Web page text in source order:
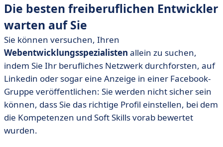
Die besten freiberuflichen Entwickler
warten auf Sie
Sie können versuchen, Ihren
Webentwicklungsspezialisten allein zu suchen,
indem Sie Ihr berufliches Netzwerk durchforsten, auf
Linkedin oder sogar eine Anzeige in einer Facebook-
Gruppe veröffentlichen: Sie werden nicht sicher sein
können, dass Sie das richtige Profil einstellen, bei dem
die Kompetenzen und Soft Skills vorab bewertet
wurden.